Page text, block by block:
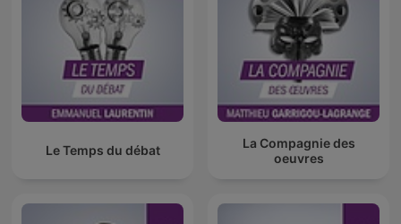
Le Temps du débat
La Compagnie des
oeuvres